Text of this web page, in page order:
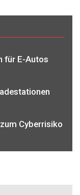
für E-Autos
Cyberrisiko